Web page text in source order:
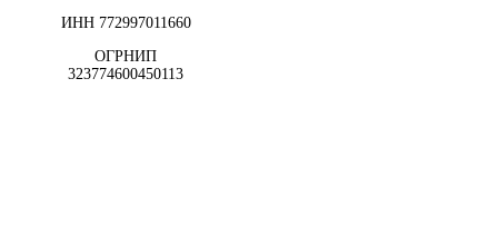
ИНН 772997011660
ОГРНИП
323774600450113